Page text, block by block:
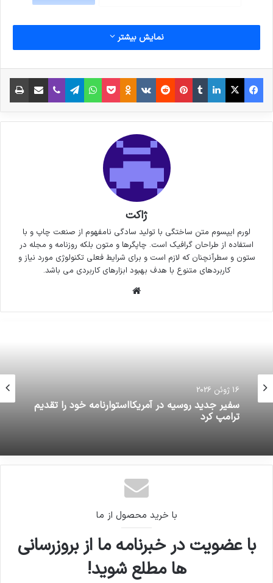
نمایش بیشتر
فیس بوک X لینکدین
‫تامبلر‫پین‌ترست
‫رددیت‫VKontakte
‫Odnoklassniki
پاکتواتس آپ تلگراموایبر اشتراک گذاری از طریق ایمیل
ژاکت
لورم ایپسوم متن ساختگی با تولید سادگی نامفهوم از صنعت چاپ و با
استفاده از طراحان گرافیک است. چاپگرها و متون بلکه روزنامه و مجله در
ستون و سطرآنچنان که لازم است و برای شرایط فعلی تکنولوژی مورد نیاز و
کاربردهای متنوع با هدف بهبود ابزارهای کاربردی می باشد.
16 ژوئن 2026
سفير جديد روسيه در آمريكااستوارنامه خود را تقديم
ترامپ كرد
با خرید محصول از ما
با عضویت در خبرنامه ما از بروزرسانی
ها مطلع شوید!